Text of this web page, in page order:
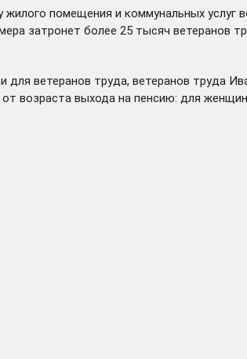
помещения и коммунальных услуг
затронет более 25 тысяч ветеранов
ветеранов труда, ветеранов труда
возраста выхода на пенсию: для